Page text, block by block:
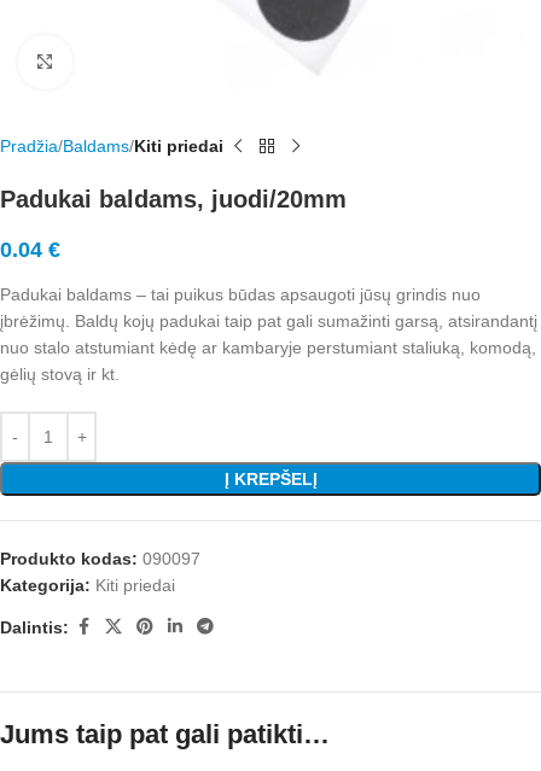
Pradžia Baldams Kiti priedai
Padukai baldams, juodi/20mm
0.04 €
Padukai baldams – tai puikus būdas apsaugoti jūsų grindis nuo
įbrėžimų. Baldų kojų padukai taip pat gali sumažinti garsą, atsirandantį
nuo stalo atstumiant kėdę ar kambaryje perstumiant staliuką, komodą,
gėlių stovą ir kt.
Į KREPŠELĮ
Produkto kodas: 090097
Kategorija: Kiti priedai
Dalintis:
Jums taip pat gali patikti…